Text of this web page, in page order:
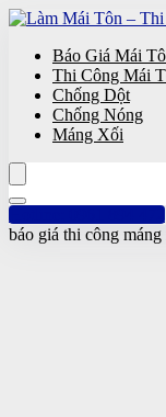
Báo Giá Mái
Thi Công Mái
Chống Dột
Chống Nóng
Máng Xối
Hotline: 0961 894 472
báo giá thi công